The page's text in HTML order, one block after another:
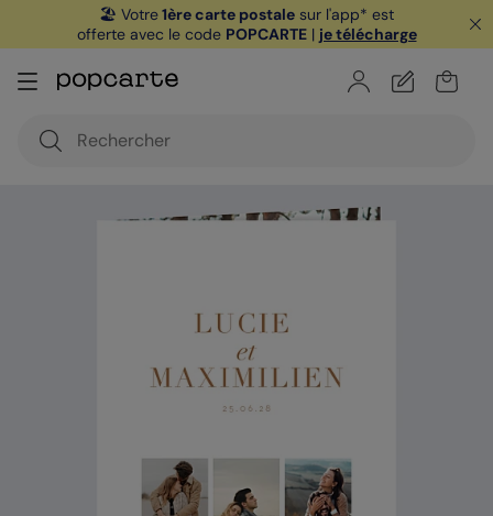
🏖️ Votre1ère carte postale sur l'app* est
offerte avec le code POPCARTE| je télécharge